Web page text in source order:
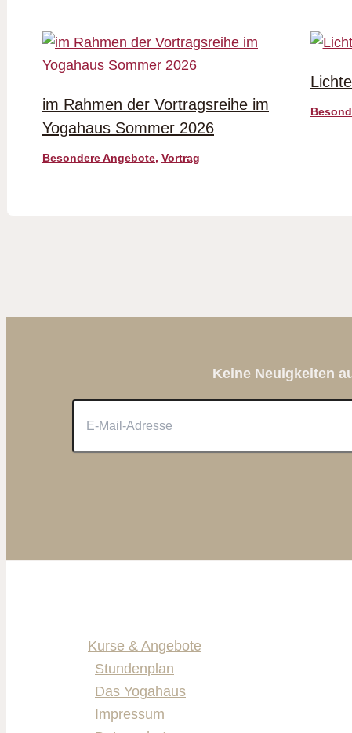
im Rahmen der Vortragsreihe im
Yogahaus Sommer 2026
Besondere Angebote, Vortrag
Keine Neuigkeiten
Kurse & Angebote
Stundenplan
Das Yogahaus
Impressum